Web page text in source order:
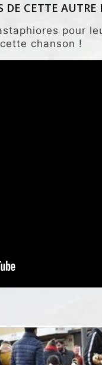
CETTE AUTRE
pour
chanson !